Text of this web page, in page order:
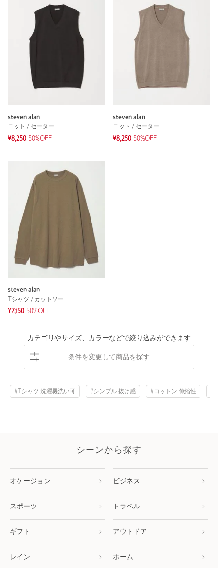
steven alan
ニット / セーター
¥8,250 50%OFF
steven alan
ニット / セーター
¥8,250 50%OFF
steven alan
Tシャツ / カットソー
¥7,150 50%OFF
カテゴリやサイズ、カラーなどで絞り込みができます
条件を変更して商品を探す
#Tシャツ 洗濯機洗い可 #シンプル 抜け感 #コットン 伸縮性
シーンから探す
オケージョン ビジネス
スポーツ トラベル
ギフト アウトドア
レイン ホーム